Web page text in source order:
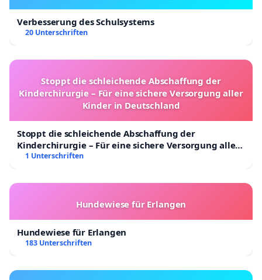
Verbesserung des Schulsystems
20 Unterschriften
Stoppt die schleichende Abschaffung der
Kinderchirurgie – Für eine sichere Versorgung aller
Kinder in Deutschland
Stoppt die schleichende Abschaffung der
Kinderchirurgie – Für eine sichere Versorgung aller
Kinder in Deutschland
1 Unterschriften
Hundewiese für Erlangen
Hundewiese für Erlangen
183 Unterschriften